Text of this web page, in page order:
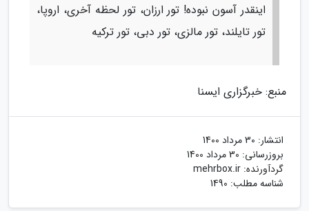
اینقدر آسون نبوده! تور ارزان، تور لحظه آخری، اروپا،
تور تایلند، تور مالزی، تور دبی، تور ترکیه
منبع: خبرگزاری ایسنا
انتشار: 30 مرداد 1400
بروزرسانی: 30 مرداد 1400
گردآورنده: mehrbox.ir
شناسه مطلب: 1490